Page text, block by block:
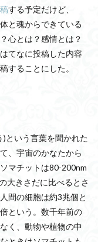
する予定だけど、
と魂からできている
心とは？感情とは？
てなに投稿した内容
することにした。
という言葉を聞かれた
、宇宙のかなたから
マチットは80-200nm
大きさだに比べるとさ
間の細胞は約3兆個と
という。数千年前の
く、動物や植物の中